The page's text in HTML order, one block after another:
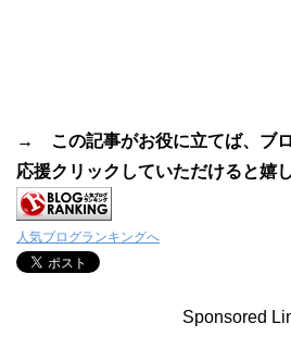
→ この記事がお役に立てば、ブ
応援クリックしていただけると嬉
人気ブログランキングへ
Sponsored